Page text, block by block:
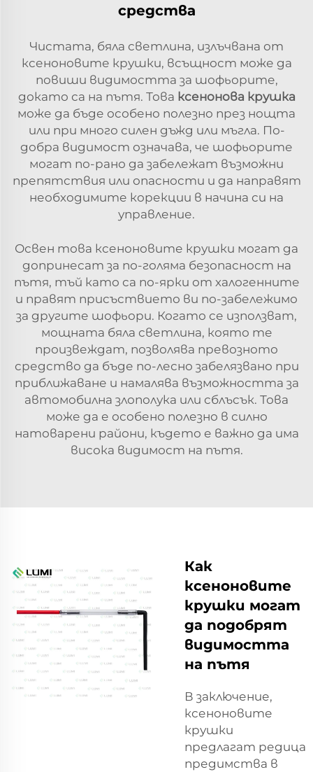
средства
Чистата, бяла светлина, излъчвана от
ксеноновите крушки, всъщност може да
повиши видимостта за шофьорите,
докато са на пътя. Това ксенонова крушка
може да бъде особено полезно през нощта
или при много силен дъжд или мъгла. По-
добра видимост означава, че шофьорите
могат по-рано да забележат възможни
препятствия или опасности и да направят
необходимите корекции в начина си на
управление.
Освен това ксеноновите крушки могат да
допринесат за по-голяма безопасност на
пътя, тъй като са по-ярки от халогенните
и правят присъствието ви по-забележимо
за другите шофьори. Когато се използват,
мощната бяла светлина, която те
произвеждат, позволява превозното
средство да бъде по-лесно забелязвано при
приближаване и намалява възможността за
автомобилна злополука или сблъсък. Това
може да е особено полезно в силно
натоварени райони, където е важно да има
висока видимост на пътя.
Как
ксеноновите
крушки могат
да подобрят
видимостта
на пътя
В заключение,
ксеноновите
крушки
предлагат редица
предимства в